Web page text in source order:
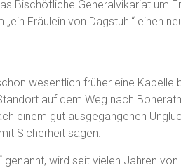
Bischöfliche Generalvikariat um
Fräulein von Dagstuhl“ einen
wesentlich früher eine
auf dem Weg nach
einem gut ausgegangenen
Sicherheit sagen.
wird seit vielen Jahren